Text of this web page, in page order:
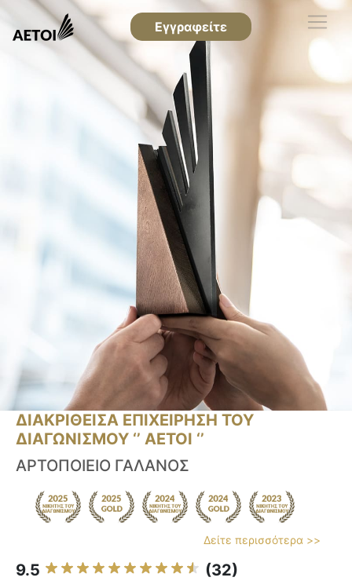
Εγγραφείτε
ΔΙΑΚΡΙΘΕΙΣΑ ΕΠΙΧΕΙΡΗΣΗ ΤΟΥ
ΔΙΑΓΩΝΙΣΜΟΥ ‘’ ΑΕΤΟΙ ‘’
ΑΡΤΟΠΟΙΕΙΟ ΓΑΛΑΝΟΣ
Δείτε περισσότερα >>
9.5 (32)